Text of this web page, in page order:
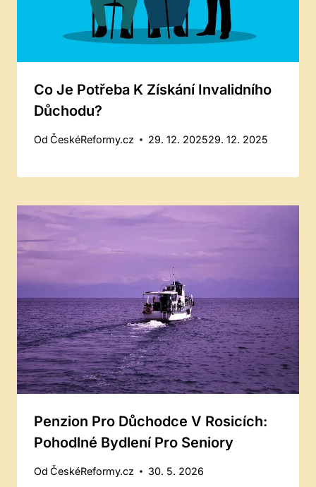
Co Je Potřeba K Získání Invalidního
Důchodu?
Od ČeskéReformy.cz 29. 12. 202529. 12. 2025
Penzion Pro Důchodce V Rosicích:
Pohodlné Bydlení Pro Seniory
Od ČeskéReformy.cz 30. 5. 2026